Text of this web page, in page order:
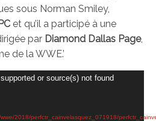
sous Norman Smiley,
et qu’il a participé à une
par Diamond Dallas Page,
de la WWE.’
or source(s) not found
2018/perfctr_cainvelasquez_071918/